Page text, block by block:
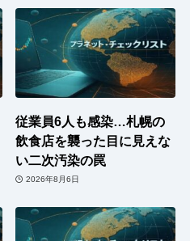
従業員6人も感染…札幌の
飲食店を襲った目に見えな
い二次汚染の罠
2026年8月6日